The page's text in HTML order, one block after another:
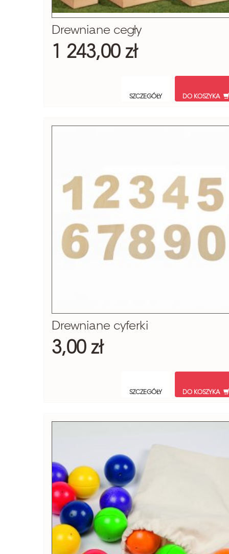
Drewniane cegły
1 243,00 zł
SZCZEGÓŁY DO KOSZYKA
Drewniane cyferki
3,00 zł
SZCZEGÓŁY DO KOSZYKA